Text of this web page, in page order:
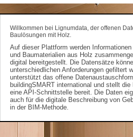
Willkommen bei Lignumdata, der offenen
Baulösungen mit Holz.
Auf dieser Plattform werden
und Baumaterialien aus Holz
digital bereitgestellt. Die Datensätze
unterschiedlichen Anforderungen gefiltert
unterstützt das offene
buildingSMART international und stellt die
eine API-Schnittstelle bereit. Die Daten
auch für die digitale Beschreibung von
in der BIM-Methode.